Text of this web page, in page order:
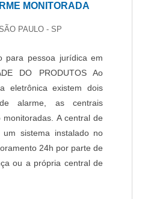
MONITORADA
PAULO - SP
para pessoa jurídica em
DO PRODUTOS Ao
eletrônica existem dois
alarme, as centrais
A central de
sistema instalado no
24h por parte de
ou a própria central de
um alerta através de